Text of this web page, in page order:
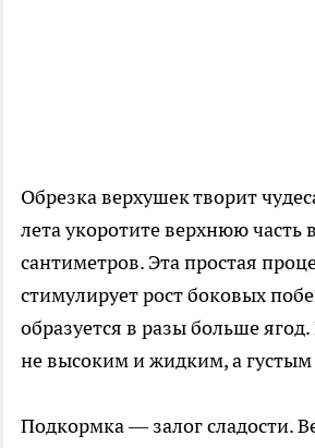
Обрезка верхушек творит
лета укоротите верхнюю часть
сантиметров. Эта простая
стимулирует рост боковых
образуется в разы больше ягод.
не высоким и жидким, а
Подкормка — залог сладости.